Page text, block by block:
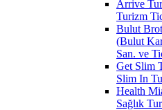
Arrive
Turizm
Bulut
(Bulut
San. ve
Get Slim
Slim In
Health
Sağlık